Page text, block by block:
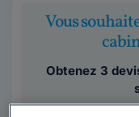
Vous
Obtenez 3